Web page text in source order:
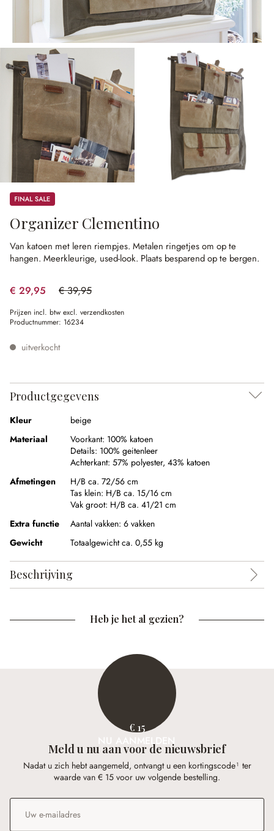
Sale
Organizer Clementino
Van katoen met leren riempjes. Metalen ringetjes om op te
hangen. Meerkleurige, used-look. Plaats besparend op te bergen.
€ 29,95 € 39,95
(25.03% gespart)
Prijzen incl. btw excl. verzendkosten
Productnummer: 16234
uitverkocht
Productgegevens
Kleur
beige
Materiaal
Voorkant: 100% katoen
Details: 100% geitenleer
Achterkant: 57% polyester, 43% katoen
Afmetingen
H/B ca. 72/56 cm
Tas klein: H/B ca. 15/16 cm
Vak groot: H/B ca. 41/21 cm
Extra functie
Aantal vakken: 6 vakken
Gewicht
Totaalgewicht ca. 0,55 kg
Beschrijving
Heb je het al gezien?
€ 15
NU AANMELDEN
Meld u nu aan voor de nieuwsbrief
Nadat u zich hebt aangemeld, ontvangt u een kortingscode¹ ter
waarde van € 15 voor uw volgende bestelling.
E-mailadres